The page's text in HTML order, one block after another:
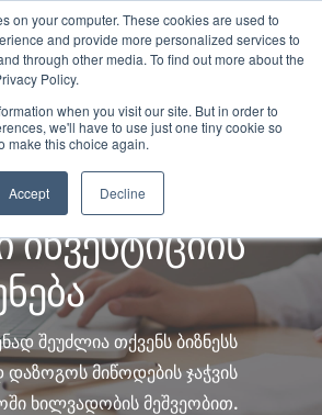
on your computer. These cookies are used to
and provide more personalized services to
through other media. To find out more about the
Policy.
when you visit our site. But in order to
we'll have to use just one tiny cookie so
make this choice again.
Accept Decline
ინვესტიციის
შეუძლია თქვენს ბიზნესს
მიწოდების ჯაჭვის
ხილვადობის მეშვეობით.